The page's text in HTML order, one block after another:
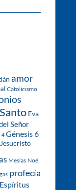
amor
Catolicismo
Eva
Señor
4 Génesis 6
Jesucristo
Mesías Noé
profecía